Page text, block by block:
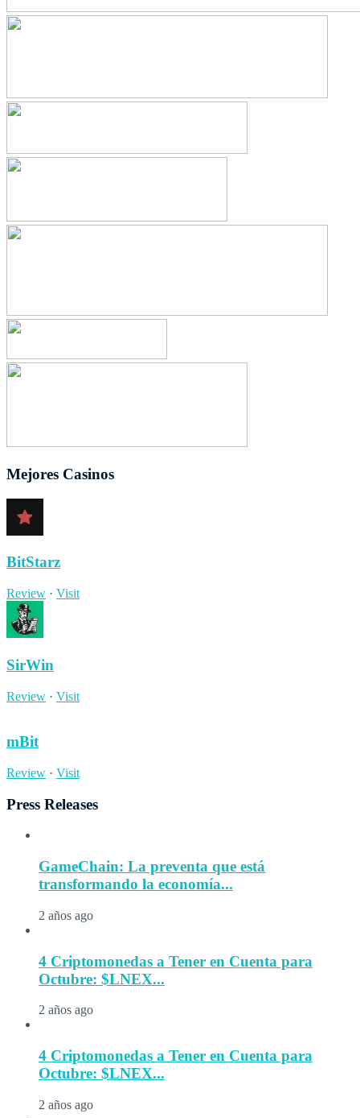
Mejores Casinos
BitStarz
Review · Visit
SirWin
Review · Visit
mBit
Review · Visit
Press Releases
GameChain: La preventa que está
transformando la economía...
2 años ago
4 Criptomonedas a Tener en Cuenta para
Octubre: $LNEX...
2 años ago
4 Criptomonedas a Tener en Cuenta para
Octubre: $LNEX...
2 años ago